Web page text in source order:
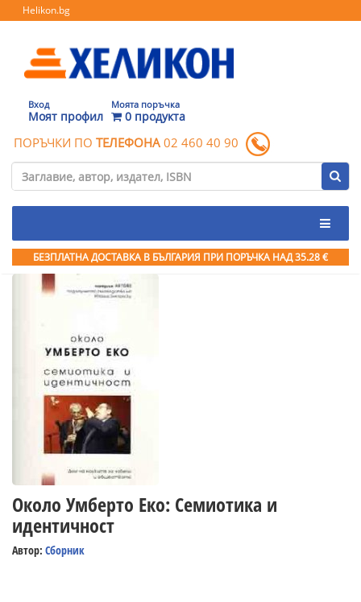
Helikon.bg
Вход
Моят профил
Моята поръчка
0 продукта
ПОРЪЧКИ ПО ТЕЛЕФОНА 02 460 40 90
БЕЗПЛАТНА ДОСТАВКА В БЪЛГАРИЯ ПРИ ПОРЪЧКА НАД 35.28 €
Около Умберто Еко: Семиотика и
идентичност
Автор: Сборник